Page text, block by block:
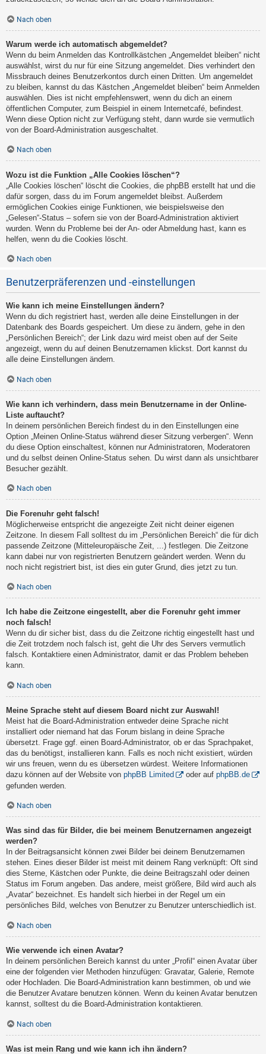
Nach oben
Warum werde ich automatisch abgemeldet?
Wenn du beim Anmelden das Kontrollkästchen „Angemeldet bleiben“ nicht
auswählst, wirst du nur für eine Sitzung angemeldet. Dies verhindert den
Missbrauch deines Benutzerkontos durch einen Dritten. Um angemeldet
zu bleiben, kannst du das Kästchen „Angemeldet bleiben“ beim Anmelden
auswählen. Dies ist nicht empfehlenswert, wenn du dich an einem
öffentlichen Computer, zum Beispiel in einem Internetcafé, befindest.
Wenn diese Option nicht zur Verfügung steht, dann wurde sie vermutlich
von der Board-Administration ausgeschaltet.
Nach oben
Wozu ist die Funktion „Alle Cookies löschen“?
„Alle Cookies löschen“ löscht die Cookies, die phpBB erstellt hat und die
dafür sorgen, dass du im Forum angemeldet bleibst. Außerdem
ermöglichen Cookies einige Funktionen, wie beispielsweise den
„Gelesen“-Status – sofern sie von der Board-Administration aktiviert
wurden. Wenn du Probleme bei der An- oder Abmeldung hast, kann es
helfen, wenn du die Cookies löscht.
Nach oben
Benutzerpräferenzen und -einstellungen
Wie kann ich meine Einstellungen ändern?
Wenn du dich registriert hast, werden alle deine Einstellungen in der
Datenbank des Boards gespeichert. Um diese zu ändern, gehe in den
„Persönlichen Bereich“; der Link dazu wird meist oben auf der Seite
angezeigt, wenn du auf deinen Benutzernamen klickst. Dort kannst du
alle deine Einstellungen ändern.
Nach oben
Wie kann ich verhindern, dass mein Benutzername in der Online-
Liste auftaucht?
In deinem persönlichen Bereich findest du in den Einstellungen eine
Option „Meinen Online-Status während dieser Sitzung verbergen“. Wenn
du diese Option einschaltest, können nur Administratoren, Moderatoren
und du selbst deinen Online-Status sehen. Du wirst dann als unsichtbarer
Besucher gezählt.
Nach oben
Die Forenuhr geht falsch!
Möglicherweise entspricht die angezeigte Zeit nicht deiner eigenen
Zeitzone. In diesem Fall solltest du im „Persönlichen Bereich“ die für dich
passende Zeitzone (Mitteleuropäische Zeit, ...) festlegen. Die Zeitzone
kann dabei nur von registrierten Benutzern geändert werden. Wenn du
noch nicht registriert bist, ist dies ein guter Grund, dies jetzt zu tun.
Nach oben
Ich habe die Zeitzone eingestellt, aber die Forenuhr geht immer
noch falsch!
Wenn du dir sicher bist, dass du die Zeitzone richtig eingestellt hast und
die Zeit trotzdem noch falsch ist, geht die Uhr des Servers vermutlich
falsch. Kontaktiere einen Administrator, damit er das Problem beheben
kann.
Nach oben
Meine Sprache steht auf diesem Board nicht zur Auswahl!
Meist hat die Board-Administration entweder deine Sprache nicht
installiert oder niemand hat das Forum bislang in deine Sprache
übersetzt. Frage ggf. einen Board-Administrator, ob er das Sprachpaket,
das du benötigst, installieren kann. Falls es noch nicht existiert, würden
wir uns freuen, wenn du es übersetzen würdest. Weitere Informationen
dazu können auf der Website von phpBB Limited oder auf phpBB.de
gefunden werden.
Nach oben
Was sind das für Bilder, die bei meinem Benutzernamen angezeigt
werden?
In der Beitragsansicht können zwei Bilder bei deinem Benutzernamen
stehen. Eines dieser Bilder ist meist mit deinem Rang verknüpft: Oft sind
dies Sterne, Kästchen oder Punkte, die deine Beitragszahl oder deinen
Status im Forum angeben. Das andere, meist größere, Bild wird auch als
„Avatar“ bezeichnet. Es handelt sich hierbei in der Regel um ein
persönliches Bild, welches von Benutzer zu Benutzer unterschiedlich ist.
Nach oben
Wie verwende ich einen Avatar?
In deinem persönlichen Bereich kannst du unter „Profil“ einen Avatar über
eine der folgenden vier Methoden hinzufügen: Gravatar, Galerie, Remote
oder Hochladen. Die Board-Administration kann bestimmen, ob und wie
die Benutzer Avatare benutzen können. Wenn du keinen Avatar benutzen
kannst, solltest du die Board-Administration kontaktieren.
Nach oben
Was ist mein Rang und wie kann ich ihn ändern?